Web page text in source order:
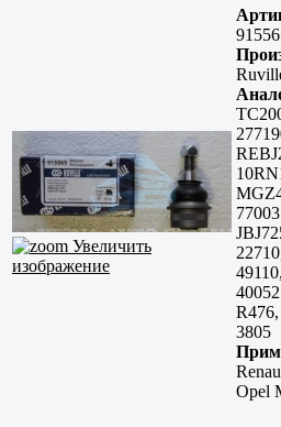
Увеличить
изображение
49110,
R476,
3805
Opel